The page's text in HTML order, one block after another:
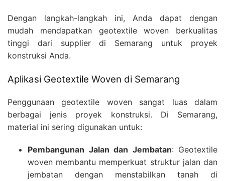
Dengan langkah-langkah ini, Anda dapat dengan
mudah mendapatkan geotextile woven berkualitas
tinggi dari supplier di Semarang untuk proyek
konstruksi Anda.
Aplikasi Geotextile Woven di Semarang
Penggunaan geotextile woven sangat luas dalam
berbagai jenis proyek konstruksi. Di Semarang,
material ini sering digunakan untuk:
Pembangunan Jalan dan Jembatan: Geotextile
woven membantu memperkuat struktur jalan dan
jembatan dengan menstabilkan tanah di